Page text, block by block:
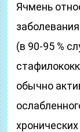
Ячмень
(в 90-95 %
обычно